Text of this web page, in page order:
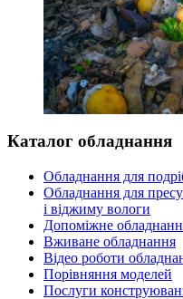
Каталог обладнання
Обладнання для
Обладнання для
і віджиму вологи
Допоміжне
Вживане обладнання
Відео роботи
Порівняння моделей
Послуги